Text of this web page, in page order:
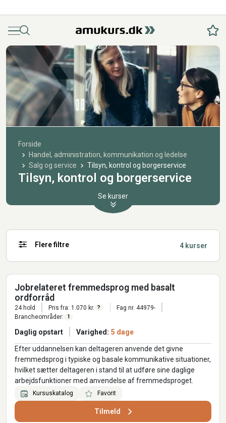
MenuSøg
Forside
Handel, administration, kommunikation og ledelse
Salg og service
Tilsyn, kontrol og borgerservice
Tilsyn, kontrol og borgerservice
Se kurser
Flere filtre 4 kurser
Jobrelateret fremmedsprog med basalt
ordforråd
24 hold Pris fra: 1.070 kr. ?
Fag nr. 44979-
Brancheområder:
1
Daglig opstart Varighed: 5 dage
Efter uddannelsen kan deltageren anvende det givne
fremmedsprog i typiske og basale kommunikative situationer,
hvilket sætter deltageren i stand til at udføre sine daglige
arbejdsfunktioner med anvendelse af fremmedsproget.
Kursuskatalog Favorit
Tilmeld